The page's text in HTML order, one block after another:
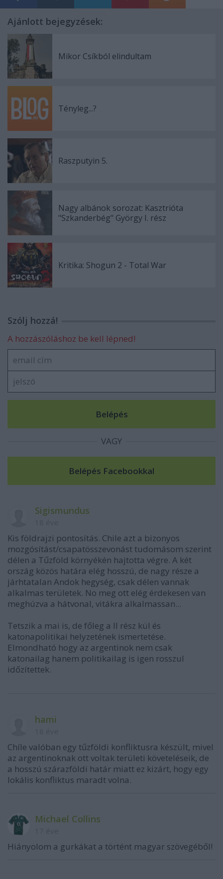
Ajánlott bejegyzések:
Mikor Csíkból elindultam
Tényleg...?
Raszputyin 5.
Nagy albánok sorozat: Kasztrióta
"Szkanderbég" György I. rész
Kritika: Shogun 2 - Total War
Szólj hozzá!
A hozzászóláshoz be kell lépned!
VAGY
Sigismundus
Kis földrajzi pontosítás. Chile azt a bizonyos
mozgósítást/csapatösszevonást tudomásom szerint
délen a Tűzföld környékén hajtotta végre. A két
ország közös határa elég hosszú, de nagy része a
járhtatalan Andok hegység, csak délen vannak
alkalmas területek. No meg ott elég érdekesen van
meghúzva a hátvonal, vitákra alkalmassan...
Tetszik a mai is, de főleg a II rész kül és
katonapolitikai helyzetének ismertetése.
Elmondható hogy az argentinok nem csak
katonailag hanem politikailag is igen rosszul
időzítettek.
hami
Chíle valóban egy tűzföldi konfliktusra készült, mivel
az argentinoknak ott voltak területi követeléseik, de
a hosszú szárazföldi határ miatt ez kizárt, hogy egy
lokális konfliktus maradt volna.
Michael Collins
Hiányolom a gurkákat a történt magyar szövegéből!